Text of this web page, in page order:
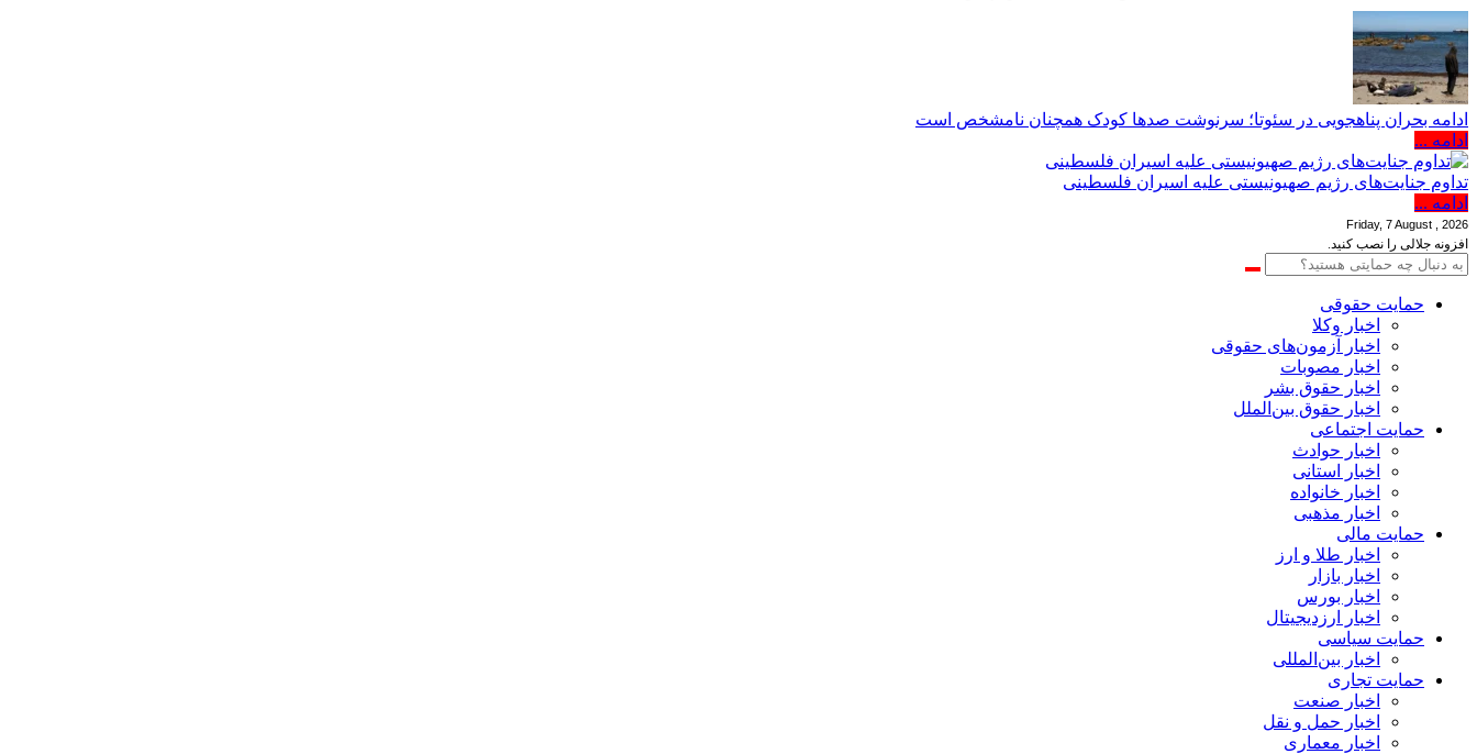
ادامه بحران پناهجویی در سئوتا؛ سرنوشت صدها کودک همچنان نامشخص است
ادامه ...
تداوم جنایت‌های رژیم صهیونیستی علیه اسیران فلسطینی
ادامه ...
Friday, 7 August , 2026
افزونه جلالی را نصب کنید.
حمایت حقوقی
اخبار وکلا
اخبار آزمون‌های حقوقی
اخبار مصوبات
اخبار حقوق بشر
اخبار حقوق بین‌الملل
حمایت اجتماعی
اخبار حوادث
اخبار استانی
اخبار خانواده
اخبار مذهبی
حمایت مالی
اخبار طلا و ارز
اخبار بازار
اخبار بورس
اخبار ارزدیجیتال
حمایت سیاسی
اخبار بین‌المللی
حمایت تجاری
اخبار صنعت
اخبار حمل و نقل
اخبار معماری